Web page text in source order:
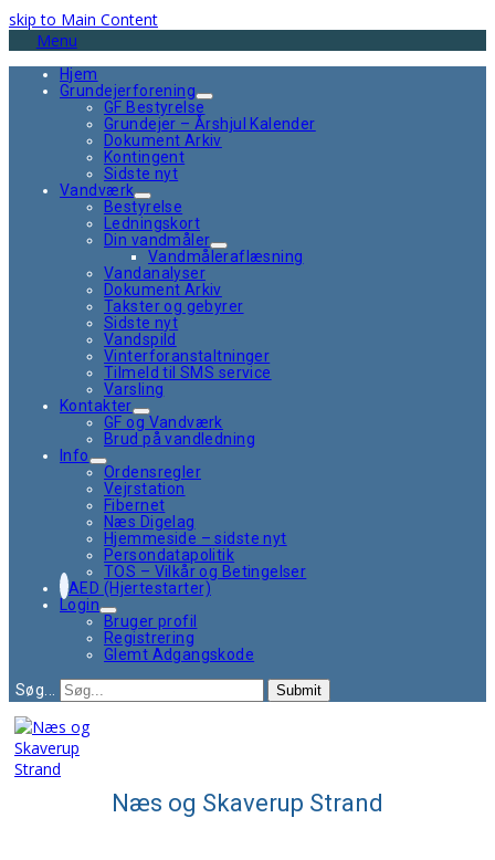
skip to Main Content
Menu
Hjem
Grundejerforening
GF Bestyrelse
Grundejer – Årshjul Kalender
Dokument Arkiv
Kontingent
Sidste nyt
Vandværk
Bestyrelse
Ledningskort
Din vandmåler
Vandmåleraflæsning
Vandanalyser
Dokument Arkiv
Takster og gebyrer
Sidste nyt
Vandspild
Vinterforanstaltninger
Tilmeld til SMS service
Varsling
Kontakter
GF og Vandværk
Brud på vandledning
Info
Ordensregler
Vejrstation
Fibernet
Næs Digelag
Hjemmeside – sidste nyt
Persondatapolitik
TOS – Vilkår og Betingelser
AED (Hjertestarter)
Login
Bruger profil
Registrering
Glemt Adgangskode
Søg...
Submit
Næs og Skaverup Strand